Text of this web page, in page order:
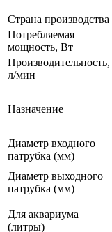
Страна производства
Потребляемая
мощность, Вт
Производительность,
л/мин
Назначение
Диаметр входного
патрубка (мм)
Диаметр выходного
патрубка (мм)
Для аквариума
(литры)